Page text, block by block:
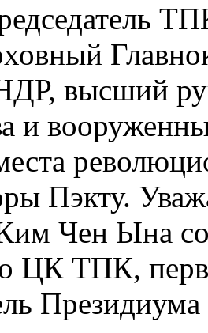
высший
и
Пэкту.
Чен Ына
ЦК ТПК,